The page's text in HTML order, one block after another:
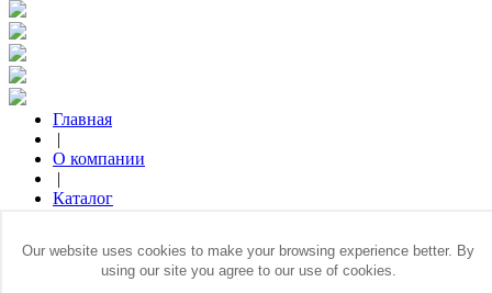
Главная
|
О компании
|
Каталог
|
Контакты
Our website uses cookies to make your browsing experience better. By
using our site you agree to our use of cookies.